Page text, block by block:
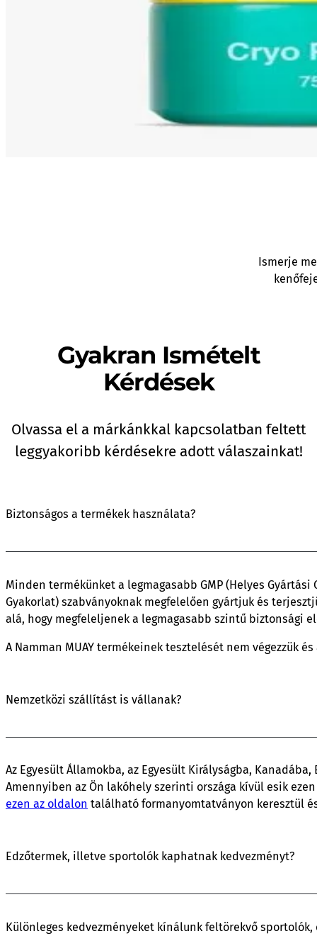
Ismerje
Gyakran Ismételt
Kérdések
Olvassa el a márkánkkal kapcsolatban feltett
leggyakoribb kérdésekre adott válaszainkat!
Biztonságos a termékek használata?
Minden termékünket a legmagasabb GMP (Helyes Gyártási
Gyakorlat) szabványoknak megfelelően gyártjuk és
alá, hogy megfeleljenek a legmagasabb szintű biztonsági
A Namman MUAY termékeinek tesztelését nem végezzük
Nemzetközi szállítást is vállanak?
Az Egyesült Államokba, az Egyesült Királyságba,
Amennyiben az Ön lakóhely szerinti országa kívül esik
ezen az oldalon található formanyomtatványon keresztül
Edzőtermek, illetve sportolók kaphatnak kedvezményt?
Különleges kedvezményeket kínálunk feltörekvő sportolók,